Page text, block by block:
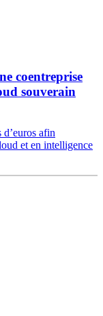
coentreprise
souverain
afin
et en intelligence